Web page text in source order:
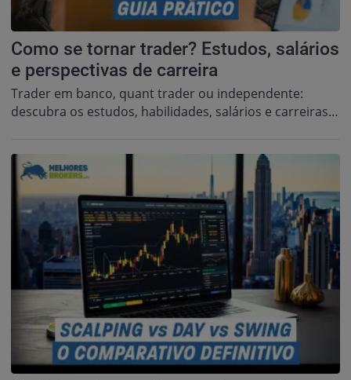
Como se tornar trader? Estudos, salários
e perspectivas de carreira
Trader em banco, quant trader ou independente:
descubra os estudos, habilidades, salários e carreiras…